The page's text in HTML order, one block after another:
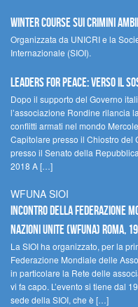
Winter Course sui Crimini
Organizzata da UNICRI e la
Internazionale (SIOI).
Leaders for peace: verso il
Dopo il supporto del Governo
l’associazione Rondine rilancia
conflitti armati nel mondo
Capitolare presso il Chiostro del
presso il Senato della
2018 A […]
WFUNA SIOI
Incontro della Federazione
Nazioni Unite (WFUNA) Roma,
La SIOI ha organizzato, per la
Federazione Mondiale delle
in particolare la Rete delle
vi fa capo. L’evento si tiene dal
sede della SIOI, che è […]